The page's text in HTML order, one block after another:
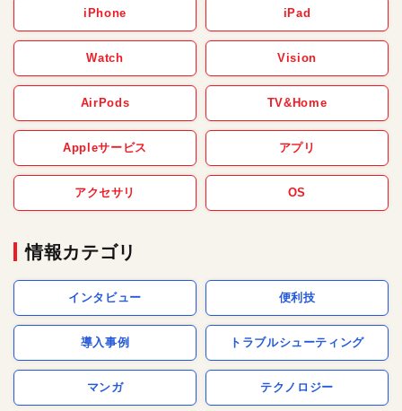
iPhone iPad
Watch Vision
AirPods TV&Home
Appleサービス アプリ
アクセサリ OS
情報カテゴリ
インタビュー 便利技
導入事例 トラブルシューティング
マンガ テクノロジー